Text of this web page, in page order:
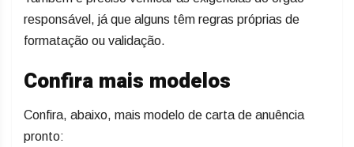
responsável, já que alguns têm regras próprias de
formatação ou validação.
Confira mais modelos
Confira, abaixo, mais modelo de carta de anuência
pronto: